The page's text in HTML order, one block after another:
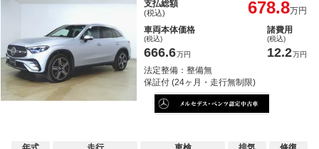
支払総額
(税込) 678.8万円
車両本体価格
(税込)
666.6万円
諸費用
(税込)
12.2万円
法定整備：整備無
保証付 (24ヶ月・走行無制限)